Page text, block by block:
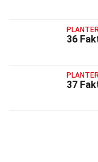
PLANTER
36
37